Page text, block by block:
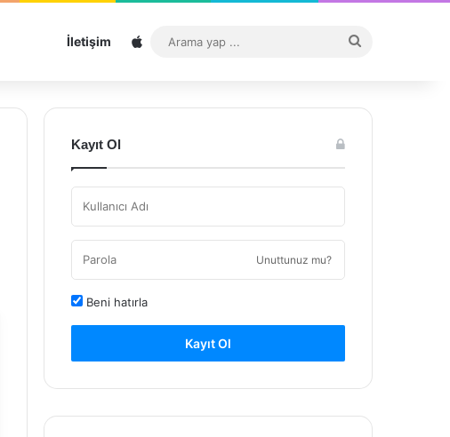
İletişim Sitemap
...
Kayıt Ol
Unuttunuz mu?
Beni hatırla
Kayıt Ol